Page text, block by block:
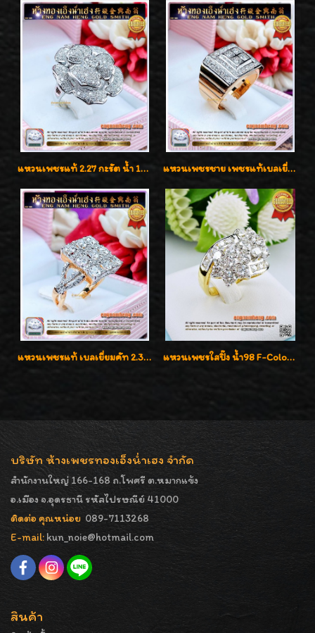
แหวนเพชรแท้ 2.27 กะรัต น้ำ 100% เบลเยี่ยมคัท ลวดลายดอกกุหลาบหรู แหวนเพชรชาย เพชรแท้เบลเยี่ยมคัท น้ำ100% D-Color/VVS 2.46 กะรัต
แหวนเพชรแท้ เบลเยี่ยมคัท 2.39 กะรัต น้ำ 98 F-Color/VVS ดีไซน์หน้ากว้างหรูเต็มนิ้ว แหวนเพชรใสปิ๊ง น้ำ98 F-Color/VVS1 น้ำหนักเพชรรวม 2.56 กะรัต ใส่เต็มนิ้วเพชรเป็นน้ำเป็นเนื้อสวยมากๆค่ะ
บริษัท ห้างเพชรทองเอ็งน่ำเฮง จำกัด
สำนักงานใหญ่ 166-168 ถ.โพศรี ต.หมากแข้ง
อ.เมือง จ.อุดรธานี รหัสไปรษณีย์ 41000
ติดต่อ คุณหน่อย 089-7113268
E-mail: kun_noie@hotmail.com
สินค้า